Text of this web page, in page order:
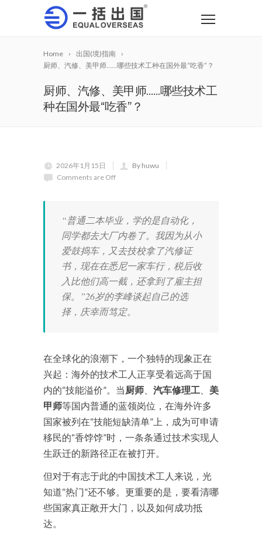
Home
出国(境)指南
厨师、汽修、美甲师……哪些技术工种在国外最“吃香”？
厨师、汽修、美甲师……哪些技术工
种在国外最“吃香”？
2026年1月15日
By huwu
Comments are Off
“普通二本毕业，学的是自动化，
同学都去大厂内卷了。我因为从小
爱鼓捣车，又去技校拿了汽修证
书，现在在悉尼一家车行，税后收
入比他们高一截，还拿到了雇主担
保。”26岁的李峰谈起自己的选
择，庆幸而笃定。
在全球化的浪潮下，一个独特的现象正在
兴起：海外的技术工人正享受着远高于国
内的“技能溢价”。当 厨师 汽车修理工
美
甲师等国内普通的蓝领岗位，在海外许多
国家被列在“技能短缺清单”上，成为可申请
移民的“香饽饽”时，一条条通过技术实现人
生跃迁的新路径正在被打开。
但对于有志于此的中国技术工人来说，光
知道“热门”还不够。更重要的是，要看清哪
些国家真正敞开大门，以及如何成功抵
达。